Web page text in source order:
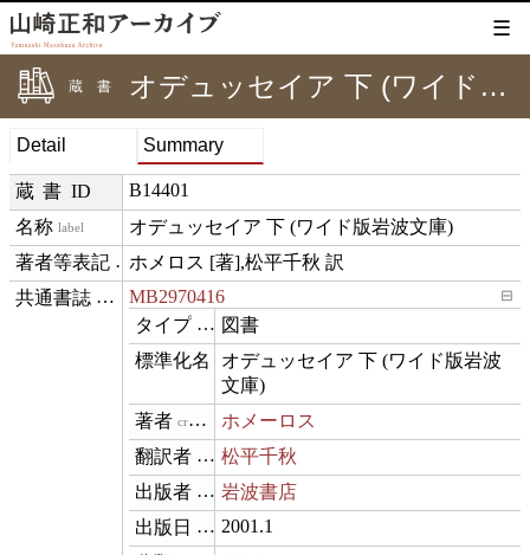
☰
蔵書 オデュッセイア 下 (ワイド版岩波文庫)
Detail Summary
蔵書ID B14401
label オデュッセイア 下 (ワイド版岩波文庫)
creditText
ホメロス [著],松平千秋 訳
exemplarOfMB2970416 ⊟
type 図書
name
オデュッセイア 下 (ワイド版岩波
文庫)
creator ホメーロス
translator松平千秋
publisher岩波書店
datePublished
2001.1